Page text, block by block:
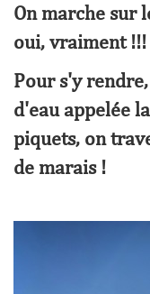
On marche sur
oui, vraiment !!!
Pour s'y
d'eau appelée
piquets, on
de marais !